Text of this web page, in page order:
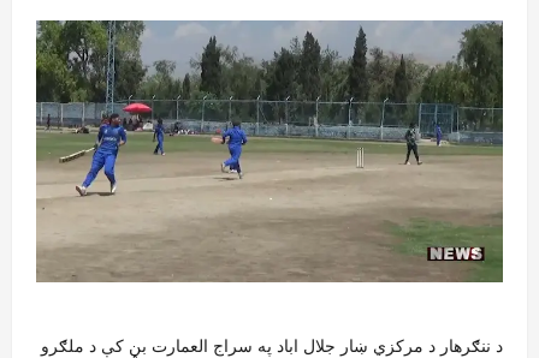
د ننګرهار د مرکزي ښار جلال اباد په سراج العمارت بڼ کې د ملګرو